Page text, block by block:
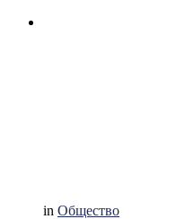
in Общество